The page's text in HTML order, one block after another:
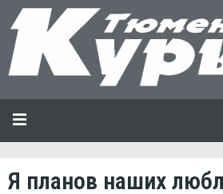
Я планов наших